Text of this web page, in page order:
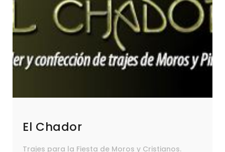
El Chador
Trajes para la Fiesta de Moros y Cristianos.